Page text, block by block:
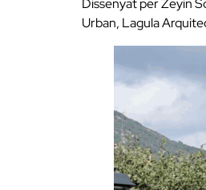
Dissenyat per Zeyin
Urban, Lagula